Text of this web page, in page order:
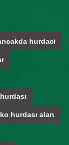
hurdaci
hurdası alan